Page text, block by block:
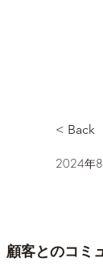
< Back
2024年
顧客とのコ